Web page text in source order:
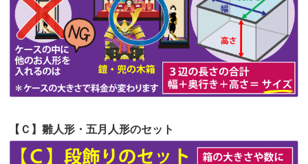
第53回人形供養祭令和4年7月1日(金)
第52回人形供養祭令和4年5月17日(火)
第51回人形供養祭令和4年4月18日(月)
第50回人形供養祭令和4年3月15日(火)
第49回人形供養祭令和4年1月17日(月)
第48回人形供養祭令和3年12月3日(金)
【Ｃ】雛人形・五月人形のセット